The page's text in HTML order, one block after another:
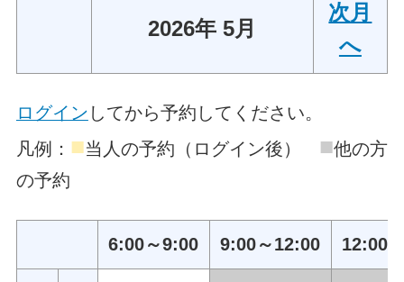
2026年 5月
次月
へ
ログイン してから予約してください。
凡例： ■当人の予約（ログイン後） ■他の方
の予約
6:00～9:00 9:00～12:00 12:00